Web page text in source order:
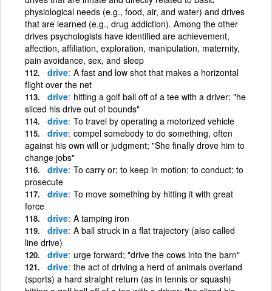
physiological needs (e.g., food, air, and water) and drives
that are learned (e.g., drug addiction). Among the other
drives psychologists have identified are achievement,
affection, affiliation, exploration, manipulation, maternity,
pain avoidance, sex, and sleep
drive A fast and low shot that makes a horizontal
flight over the net
drive hitting a golf ball off of a tee with a driver; "he
sliced his drive out of bounds"
drive To travel by operating a motorized vehicle
drive compel somebody to do something, often
against his own will or judgment; "She finally drove him to
change jobs"
drive To carry or; to keep in motion; to conduct; to
prosecute
drive To move something by hitting it with great
force
drive A tamping iron
drive A ball struck in a flat trajectory (also called
line drive)
drive urge forward; "drive the cows into the barn"
drive the act of driving a herd of animals overland
(sports) a hard straight return (as in tennis or squash)